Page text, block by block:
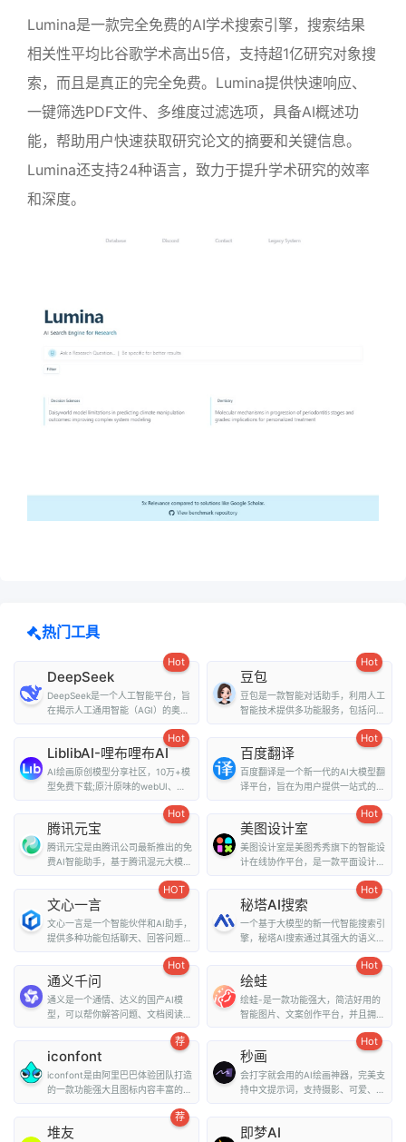
Lumina是一款完全免费的AI学术搜索引擎，搜索结果
相关性平均比谷歌学术高出5倍，支持超1亿研究对象搜
索，而且是真正的完全免费。Lumina提供快速响应、
一键筛选PDF文件、多维度过滤选项，具备AI概述功
能，帮助用户快速获取研究论文的摘要和关键信息。
Lumina还支持24种语言，致力于提升学术研究的效率
和深度。
热门工具
Hot
DeepSeek
DeepSeek是一个人工智能平台，旨
在揭示人工通用智能（AGI）的奥
Hot
豆包
豆包是一款智能对话助手，利用人工
智能技术提供多功能服务，包括问
Hot
LiblibAI-哩布哩布AI
AI绘画原创模型分享社区，10万+模
型免费下载;原汁原味的webUI、
Hot
百度翻译
百度翻译是一个新一代的AI大模型翻
译平台，旨在为用户提供一站式的翻
Hot
腾讯元宝
腾讯元宝是由腾讯公司最新推出的免
费AI智能助手，基于腾讯混元大模型
Hot
美图设计室
美图设计室是美图秀秀旗下的智能设
计在线协作平台，是一款平面设计工
HOT
文心一言
文心一言是一个智能伙伴和AI助手，
提供多种功能包括聊天、回答问题、
Hot
秘塔AI搜索
一个基于大模型的新一代智能搜索引
擎，秘塔AI搜索通过其强大的语义理
Hot
通义千问
通义是一个通情、达义的国产AI模
型，可以帮你解答问题、文档阅读、
Hot
绘蛙
绘蛙-是一款功能强大，简洁好用的
智能图片、文案创作平台，并且拥有
荐
iconfont
iconfont是由阿里巴巴体验团队打造
的一款功能强大且图标内容丰富的矢
Hot
秒画
会打字就会用的AI绘画神器，完美支
持中文提示词，支持摄影、可爱、精
荐
堆友 即梦AI